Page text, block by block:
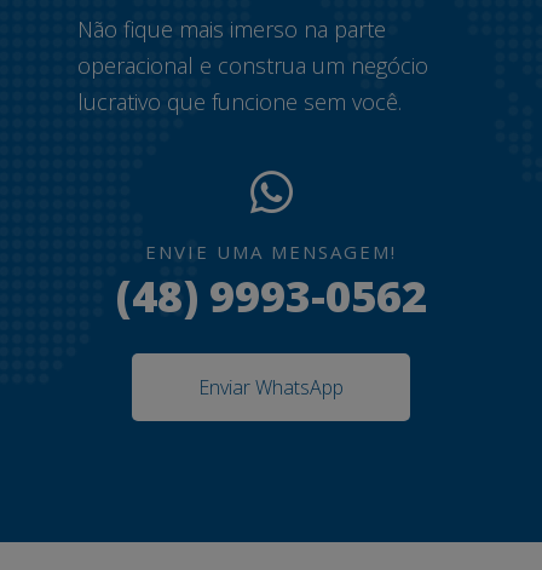
Não fique mais imerso na parte
operacional e construa um negócio
lucrativo que funcione sem você.
ENVIE UMA MENSAGEM!
(48) 9993-0562
Enviar WhatsApp